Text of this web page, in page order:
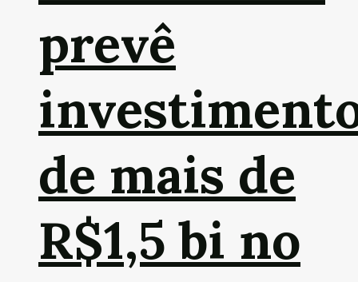
prevê
de mais de
R$1,5 bi no